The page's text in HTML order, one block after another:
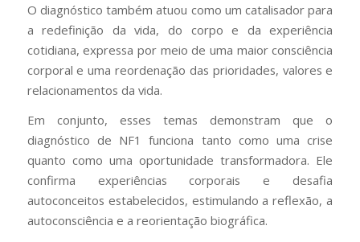
O diagnóstico também atuou como um catalisador para
a redefinição da vida, do corpo e da experiência
cotidiana, expressa por meio de uma maior consciência
corporal e uma reordenação das prioridades, valores e
relacionamentos da vida.
Em conjunto, esses temas demonstram que o
diagnóstico de NF1 funciona tanto como uma crise
quanto como uma oportunidade transformadora. Ele
confirma experiências corporais e desafia
autoconceitos estabelecidos, estimulando a reflexão, a
autoconsciência e a reorientação biográfica.